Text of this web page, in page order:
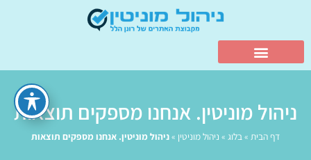
ניהול מוניטין. אנחנו מספקים תוצאות
דף הבית »בלוג » ניהול מוניטין »ניהול מוניטין. אנחנו מספקים תוצאות